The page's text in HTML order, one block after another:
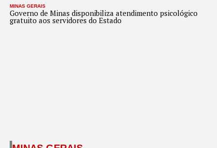
MINAS GERAIS
Governo de Minas disponibiliza atendimento psicológico
gratuito aos servidores do Estado